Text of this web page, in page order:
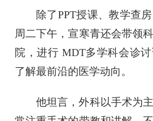
除了PPT授课、教学查
周二下午，宣寒青还会带领
院，进行 MDT多学科会诊
了解最前沿的医学动向。
他坦言，外科以手术为